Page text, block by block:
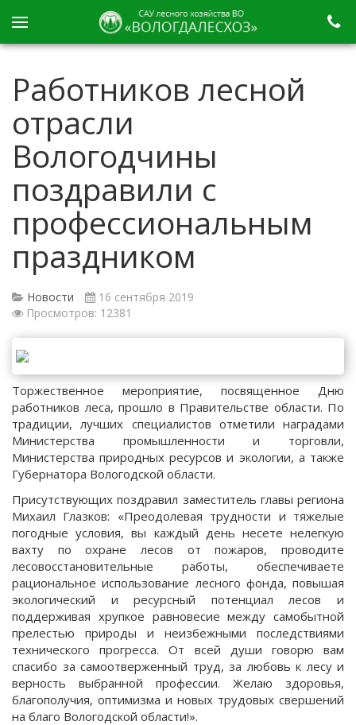
Работников лесной
отрасли
Вологодчины
поздравили с
профессиональным
праздником
Новости
16 сентября 2019
Просмотров: 12381
Торжественное мероприятие, посвященное Дню
работников леса, прошло в Правительстве области. По
традиции, лучших специалистов отметили наградами
Министерства промышленности и торговли,
Министерства природных ресурсов и экологии, а также
Губернатора Вологодской области.
Присутствующих поздравил заместитель главы региона
Михаил Глазков: «Преодолевая трудности и тяжелые
погодные условия, вы каждый день несете нелегкую
вахту по охране лесов от пожаров, проводите
лесовосстановительные работы, обеспечиваете
рациональное использование лесного фонда, повышая
экологический и ресурсный потенциал лесов и
поддерживая хрупкое равновесие между самобытной
прелестью природы и неизбежными последствиями
технического прогресса. От всей души говорю вам
спасибо за самоотверженный труд, за любовь к лесу и
верность выбранной профессии. Желаю здоровья,
благополучия, оптимизма и новых трудовых свершений
на благо Вологодской области!».